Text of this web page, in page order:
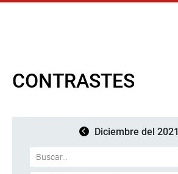
CONTRASTES
Diciembre del 2021